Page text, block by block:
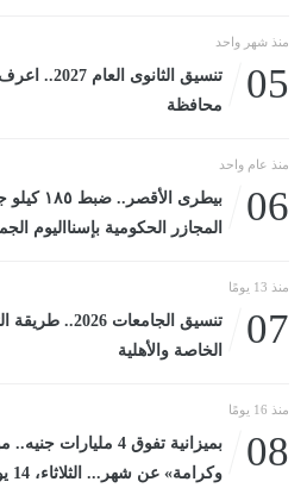
منذ شهر واحد
05
محافظة
منذ عام واحد
06
بيطرى
المجازر الحكومية بإسنااليوم الجمعة، 4 أبريل 2025
منذ 13 يومًا
07
تنسيق
الخاصة والأهلية
منذ 16 يومًا
08
بميزانية تفوق 4
وكرامة» عن شهر... الثلاثاء، 14 يوليو 2026 10:46 صـ